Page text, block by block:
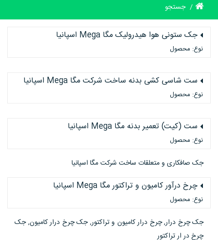
جستجو
جک ستونی هوا هیدرولیک مگا Mega اسپانیا
نوع: محصول
ست شاسی کشی بدنه ساخت شرکت مگا Mega اسپانیا
نوع: محصول
ست (کیت) تعمیر بدنه مگا Mega اسپانیا
نوع: محصول
جک صافکاری و متعلقات ساخت شرکت مگا اسپانیا
چرخ درآور کامیون و تراکتور مگا Mega اسپانیا
نوع: محصول
جک چرخ درار, چرخ درار کامیون و تراکتور, جک چرخ درار کامیون, جک
چرخ در ار تراکتور